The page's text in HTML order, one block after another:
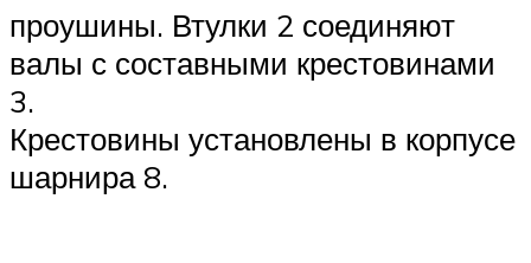
проушины. Втулки 2 соединяют
валы с составными крестовинами
3.
Крестовины установлены в корпусе
шарнира 8.